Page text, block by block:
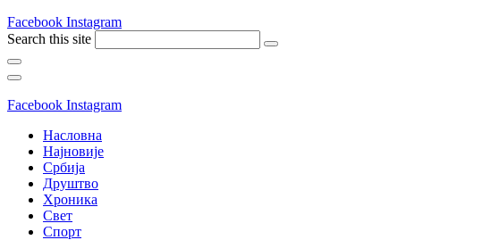
Facebook Instagram
Search this site
Facebook Instagram
Насловна
Најновије
Србија
Друштво
Хроника
Свет
Спорт